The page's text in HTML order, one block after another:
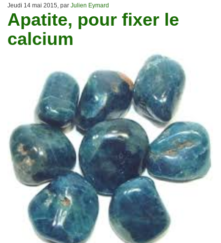
Nutrition
Pathologie
Psychologie
Traitements
Jeudi 14 mai 2015, par Julien Eymard
Apatite, pour fixer le
calcium